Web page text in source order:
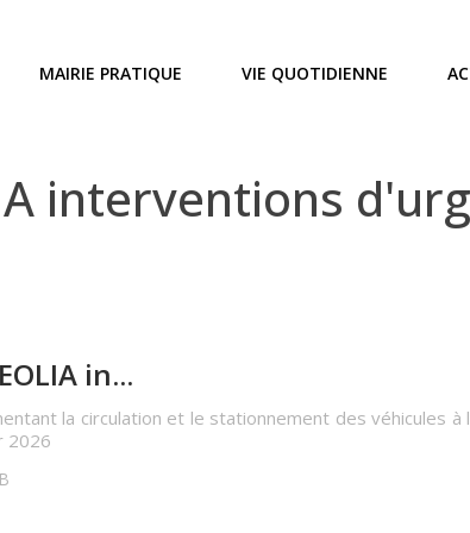
MAIRIE PRATIQUE VIE QUOTIDIENNE
interventions
in...
la circulation et le stationnement des véhicules
2026